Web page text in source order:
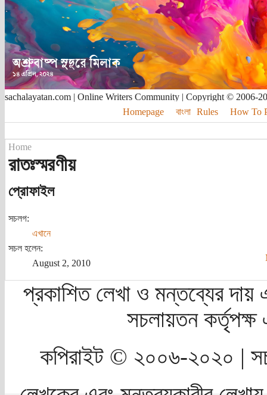
sachalayatan.com | Online Writers Community | Copyright © 2006-
Homepage
বাংলা Rules How To
Home
রাতঃস্মরণীয়
প্রোফাইল
সচলগ:
এখানে
সচল হলেন:
August 2, 2010
প্রকাশিত লেখা ও মন্তব্যের দায়
সচলায়তন
কপিরাইট © ২০০৬-২০২০ |